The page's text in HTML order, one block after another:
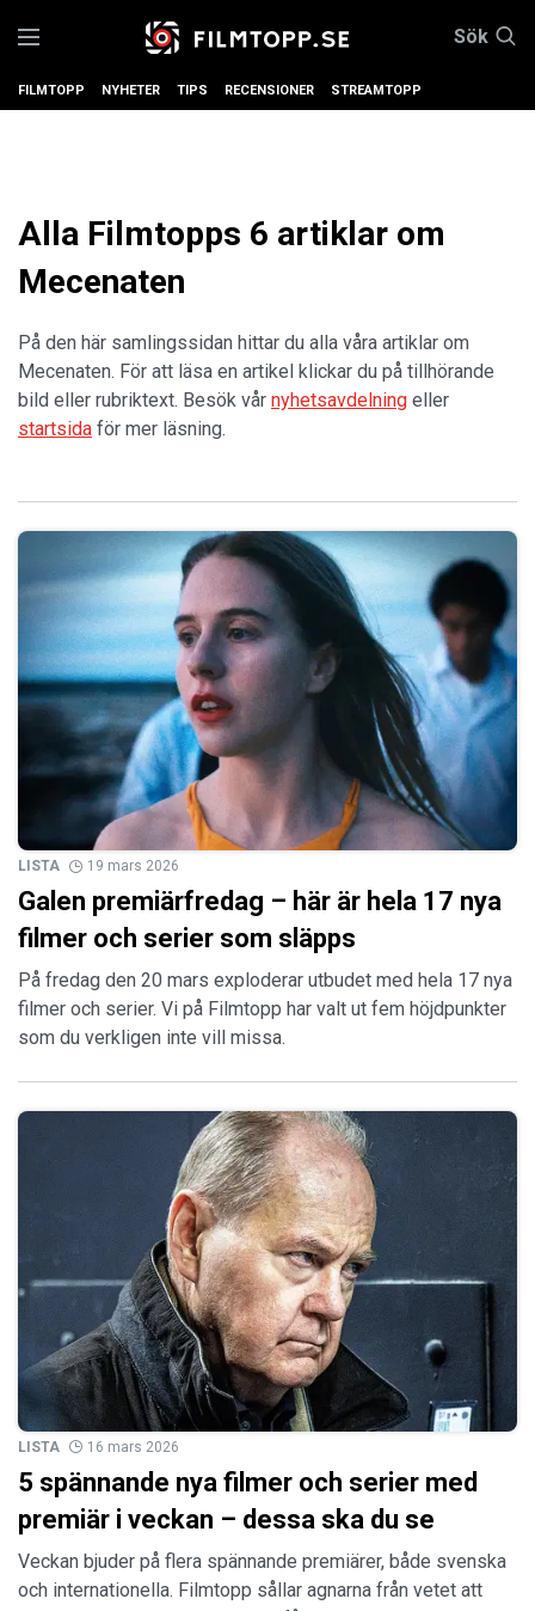
Sök
FILMTOPP NYHETER TIPS RECENSIONER STREAMTOPP
Alla Filmtopps 6 artiklar om
Mecenaten
På den här samlingssidan hittar du alla våra artiklar om
Mecenaten. För att läsa en artikel klickar du på tillhörande
bild eller rubriktext. Besök vår nyhetsavdelning eller
startsida för mer läsning.
LISTA 19 mars 2026
Galen premiärfredag – här är hela 17 nya
filmer och serier som släpps
På fredag den 20 mars exploderar utbudet med hela 17 nya
filmer och serier. Vi på Filmtopp har valt ut fem höjdpunkter
som du verkligen inte vill missa.
LISTA 16 mars 2026
5 spännande nya filmer och serier med
premiär i veckan – dessa ska du se
Veckan bjuder på flera spännande premiärer, både svenska
och internationella. Filmtopp sållar agnarna från vetet att